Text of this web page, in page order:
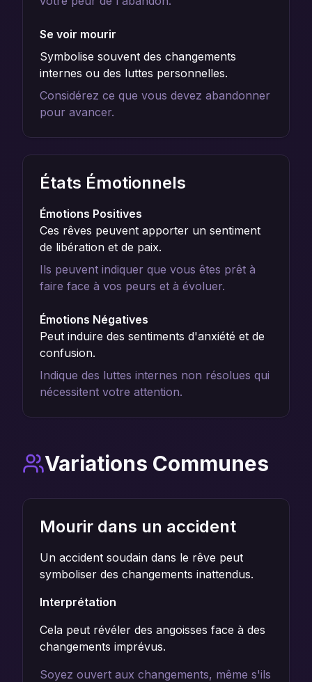
Se voir mourir
Symbolise souvent des changements
internes ou des luttes personnelles.
Considérez ce que vous devez abandonner
pour avancer.
États Émotionnels
Émotions Positives
Ces rêves peuvent apporter un sentiment
de libération et de paix.
Ils peuvent indiquer que vous êtes prêt à
faire face à vos peurs et à évoluer.
Émotions Négatives
Peut induire des sentiments d'anxiété et de
confusion.
Indique des luttes internes non résolues qui
nécessitent votre attention.
Variations Communes
Mourir dans un accident
Un accident soudain dans le rêve peut
symboliser des changements inattendus.
Interprétation
Cela peut révéler des angoisses face à des
changements imprévus.
Soyez ouvert aux changements, même s'ils